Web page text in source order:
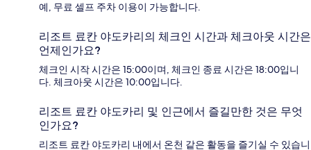
예, 무료 셀프 주차 이용이 가능합니다.
리조트 료칸 야도카리의 체크인 시간과 체크아웃 시간은
언제인가요?
체크인 시작 시간은 15:00이며, 체크인 종료 시간은 18:00입니
다. 체크아웃 시간은 10:00입니다.
리조트 료칸 야도카리 및 인근에서 즐길만한 것은 무엇
인가요?
리조트 료칸 야도카리 내에서 온천 같은 활동을 즐기실 수 있습니